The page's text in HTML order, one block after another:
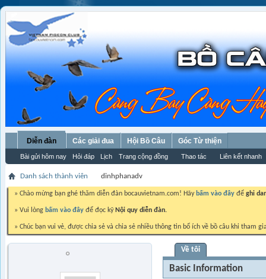
Diễn đàn
Bài gửi hôm nay Hỏi đáp Lịch Trang cộng đồng Thao tác Liên kết nhanh
Các giải đua Hội Bồ Câu Góc Từ thiện
Danh sách thành viên dinhphanadv
» Chào mừng bạn ghé thăm diễn đàn bocauvietnam.com! Hãy bấm vào đây để ghi
» Vui lòng bấm vào đây để đọc kỹ Nội quy diễn đàn.
» Chúc bạn vui vẻ, được chia sẻ và chia sẻ nhiều thông tin bổ ích về bồ câu khi tham
Về tôi
Basic Information